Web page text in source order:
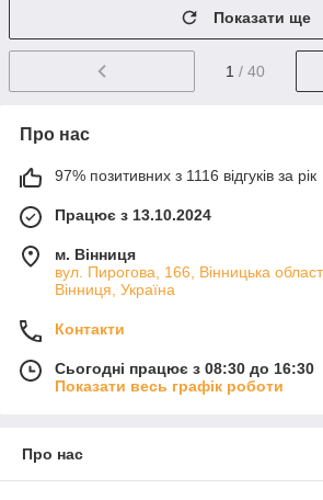
Показати ще
1 / 40
Про нас
97% позитивних з 1116 відгуків за рік
Працює з 13.10.2024
м. Вінниця
вул. Пирогова, 166, Вінницька
Вінниця, Україна
Контакти
Сьогодні працює з 08:30 до 16:30
Показати весь графік роботи
Про нас